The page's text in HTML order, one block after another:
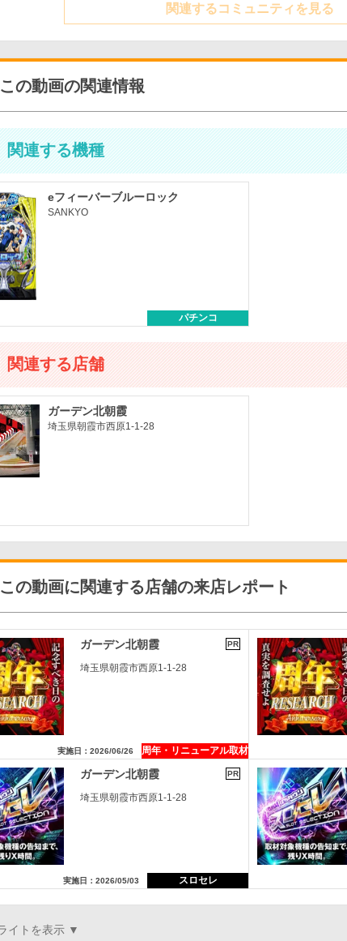
関連するコミュニティを見る
この動画の関連情報
関連する機種
eフィーバーブルーロック
SANKYO
パチンコ
関連する店舗
ガーデン北朝霞
埼玉県朝霞市西原1-1-28
この動画に関連する店舗の来店レポート
ガーデン北朝霞 PR
埼玉県朝霞市西原1-1-28
実施日：2026/06/26 周年・リニューアル取材
ガーデン北朝霞 PR
埼玉県朝霞市西原1-1-28
実施日：2026/05/03 スロセレ